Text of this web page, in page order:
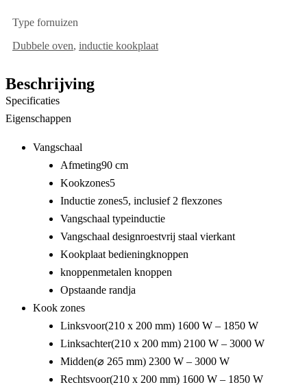
Type fornuizen
Dubbele oven, inductie kookplaat
Beschrijving
Specificaties
Eigenschappen
Vangschaal
Afmeting90 cm
Kookzones5
Inductie zones5, inclusief 2 flexzones
Vangschaal typeinductie
Vangschaal designroestvrij staal vierkant
Kookplaat bedieningknoppen
knoppenmetalen knoppen
Opstaande randja
Kook zones
Linksvoor(210 x 200 mm) 1600 W – 1850 W
Linksachter(210 x 200 mm) 2100 W – 3000 W
Midden(⌀ 265 mm) 2300 W – 3000 W
Rechtsvoor(210 x 200 mm) 1600 W – 1850 W